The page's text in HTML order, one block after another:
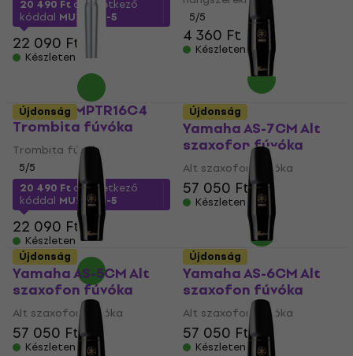
20 490 Fta következő
kóddal MUZMUZ-5
22 090 Ft
Készleten
5/5
4 360 Ft
Készleten
Yamaha MPTR16C4
Trombita fúvóka
Trombita fúvóka
5/5
20 490 Fta következő
kóddal MUZMUZ-5
22 090 Ft
Készleten
Yamaha AS-7CM Alt
szaxofon fúvóka
Alt szaxofon fúvóka
57 050 Ft
Készleten
Újdonság
Yamaha AS-5CM Alt
szaxofon fúvóka
Alt szaxofon fúvóka
57 050 Ft
Készleten
Újdonság
Yamaha AS-6CM Alt
szaxofon fúvóka
Alt szaxofon fúvóka
57 050 Ft
Készleten
Újdonság Újdonság